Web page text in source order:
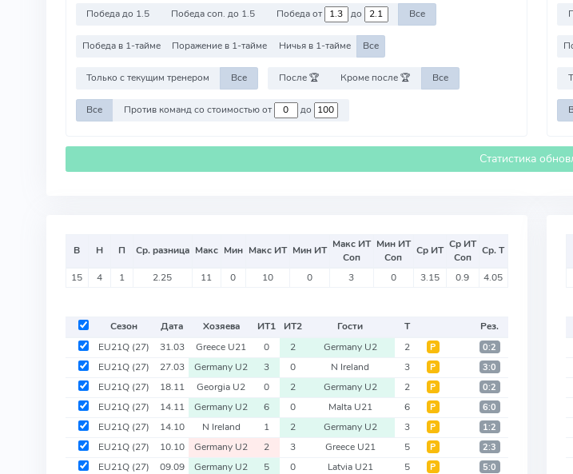
Победа до 1.5 Победа соп. до 1.5 Победа от до Все
Победа в 1-тайме Поражение в 1-тайме Ничья в 1-тайме Все
Только с текущим тренером Все После 🏆 Кроме после 🏆 Все
Все Против команд со стоимостью от до
Статистика
В Н П Ср. разница Макс Мин Макс ИТ Мин ИТ Макс ИТ
Соп
Мин ИТ
Соп
Ср ИТ Ср ИТ
Соп
Ср. Т
15 4 1 2.25 11 0 10 0 3 0 3.15 0.9 4.05
Сезон Дата Хозяева ИТ1 ИТ2 Гости Т
Рез.
EU21Q (27) 31.03 Greece U21 0 2 Germany U2 2 Р 0:2
EU21Q (27) 27.03 Germany U2 3 0 N Ireland 3 Р 3:0
EU21Q (27) 18.11 Georgia U2 0 2 Germany U2 2 Р 0:2
EU21Q (27) 14.11 Germany U2 6 0 Malta U21 6 Р 6:0
EU21Q (27) 14.10 N Ireland 1 2 Germany U2 3 Р 1:2
EU21Q (27) 10.10 Germany U2 2 3 Greece U21 5 Р 2:3
EU21Q (27) 09.09 Germany U2 5 0 Latvia U21 5 Р 5:0